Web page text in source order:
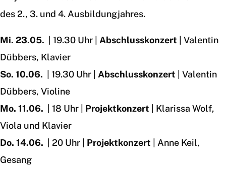
des 2., 3. und 4. Ausbildungjahres.
Mi. 23.05. | 19.30 Uhr | Abschlusskonzert | Valentin
Dübbers, Klavier
So. 10.06. | 19.30 Uhr | Abschlusskonzert | Valentin
Dübbers, Violine
Mo. 11.06. | 18 Uhr | Projektkonzert | Klarissa Wolf,
Viola und Klavier
Do. 14.06. | 20 Uhr | Projektkonzert
| Anne Keil,
Gesang